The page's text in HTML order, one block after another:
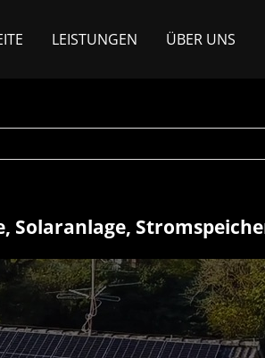
LEISTUNGEN ÜBER UNS
Solaranlage,